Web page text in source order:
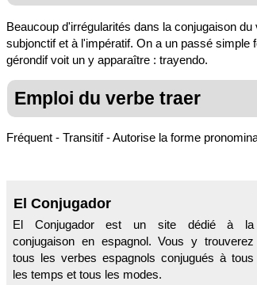
Beaucoup d'irrégularités dans la conjugaison
subjonctif et à l'impératif. On a un passé simple
gérondif voit un y apparaître : trayendo.
Emploi du verbe traer
Fréquent - Transitif - Autorise la forme
El Conjugador
El Conjugador est un site dédié à la
conjugaison en espagnol. Vous y trouverez
tous les verbes espagnols conjugués à tous
les temps et tous les modes.